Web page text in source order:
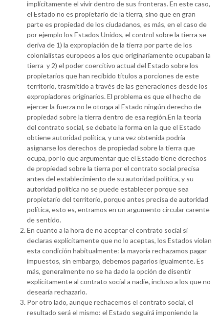
implícitamente el vivir dentro de sus fronteras. En este caso,
el Estado no es propietario de la tierra, sino que en gran
parte es propiedad de los ciudadanos, es más, en el caso de
por ejemplo los Estados Unidos, el control sobre la tierra se
deriva de 1) la expropiación de la tierra por parte de los
colonialistas europeos a los que originariamente ocupaban la
tierra y 2) el poder coercitivo actual del Estado sobre los
propietarios que han recibido títulos a porciones de este
territorio, trasmitido a través de las generaciones desde los
expropiadores originarios. El problema es que el hecho de
ejercer la fuerza no le otorga al Estado ningún derecho de
propiedad sobre la tierra dentro de esa región.En la teoría
del contrato social, se debate la forma en la que el Estado
obtiene autoridad política, y una vez obtenida podría
asignarse los derechos de propiedad sobre la tierra que
ocupa, por lo que argumentar que el Estado tiene derechos
de propiedad sobre la tierra por el contrato social precisa
antes del establecimiento de su autoridad política, y su
autoridad política no se puede establecer porque sea
propietario del territorio, porque antes precisa de autoridad
política, esto es, entramos en un argumento circular carente
de sentido.
En cuanto a la hora de no aceptar el contrato social si
declaras explícitamente que no lo aceptas, los Estados violan
esta condición habitualmente: la mayoría rechazamos pagar
impuestos, sin embargo, debemos pagarlos igualmente. Es
más, generalmente no se ha dado la opción de disentir
explícitamente al contrato social a nadie, incluso a los que no
desearía rechazarlo.
Por otro lado, aunque rechacemos el contrato social, el
resultado será el mismo: el Estado seguirá imponiendo la